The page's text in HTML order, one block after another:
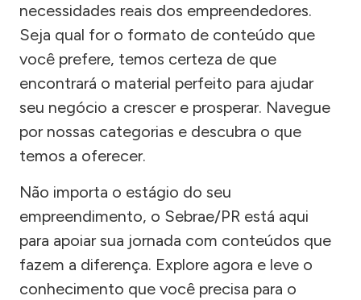
necessidades reais dos empreendedores.
Seja qual for o formato de conteúdo que
você prefere, temos certeza de que
encontrará o material perfeito para ajudar
seu negócio a crescer e prosperar. Navegue
por nossas categorias e descubra o que
temos a oferecer.
Não importa o estágio do seu
empreendimento, o Sebrae/PR está aqui
para apoiar sua jornada com conteúdos que
fazem a diferença. Explore agora e leve o
conhecimento que você precisa para o